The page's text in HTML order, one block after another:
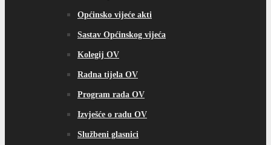
Općinsko vijeće akti
Sastav Općinskog vijeća
Kolegij OV
Radna tijela OV
Program rada OV
Izvješće o radu OV
Službeni glasnici